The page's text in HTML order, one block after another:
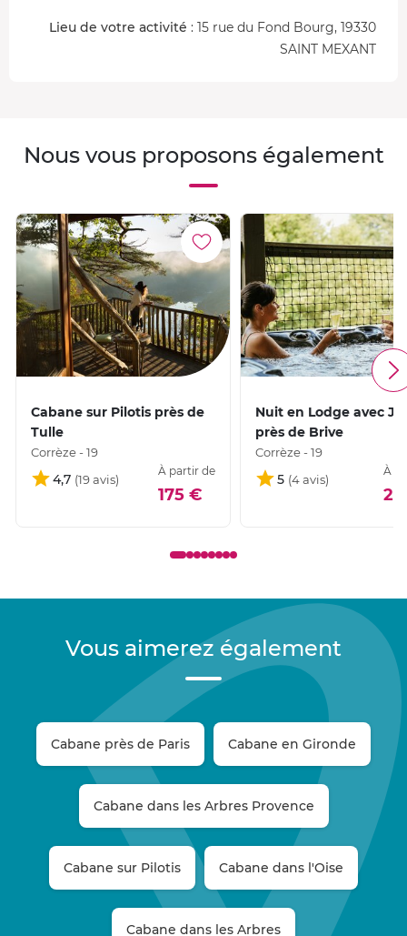
Lieu de votre activité : 15 rue du Fond Bourg, 19330
SAINT MEXANT
Nous vous proposons également
Cabane sur Pilotis près de
Tulle
Corrèze - 19
4,7
À partir de
175 €
Nuit en Lodge avec
près de Brive
Corrèze - 19
5
À
Vous aimerez également
Cabane près de Paris Cabane en Gironde
Cabane dans les Arbres Provence
Cabane sur Pilotis Cabane dans l'Oise
Cabane dans les Arbres